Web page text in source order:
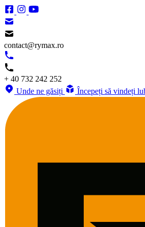
contact@rymax.ro
+ 40 732 242 252
Unde ne găsiți
Începeți să vindeți